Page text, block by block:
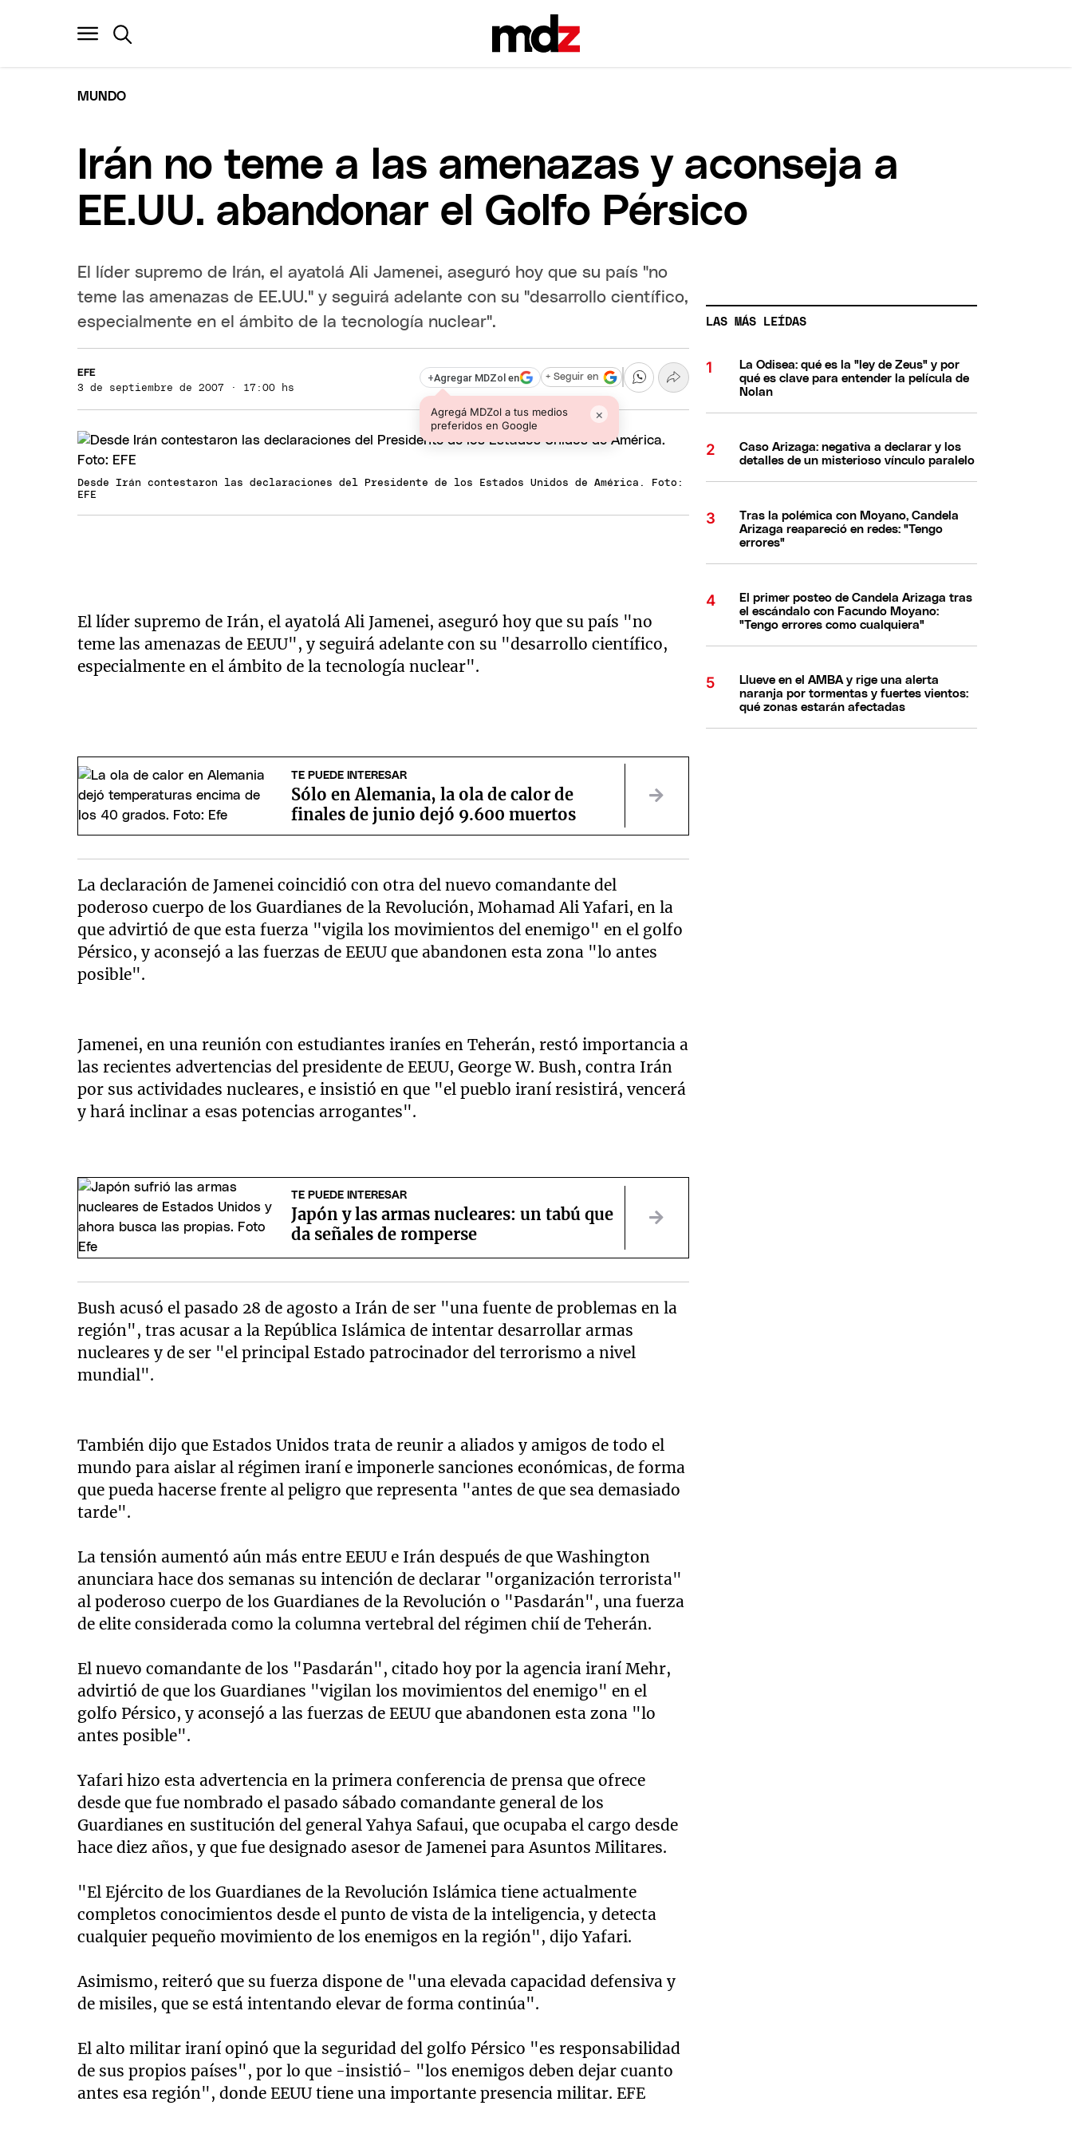
MUNDO
Irán no teme a las amenazas y aconseja a
EE.UU. abandonar el Golfo Pérsico
El líder supremo de Irán, el ayatolá Ali Jamenei, aseguró hoy que su país "no
teme las amenazas de EE.UU." y seguirá adelante con su "desarrollo científico,
especialmente en el ámbito de la tecnología nuclear".
EFE
3 de septiembre de 2007 · 17:00 hs
+Agregar MDZol en
Agregá MDZol a tus medios
preferidos en Google
×
+ Seguir en
Desde Irán contestaron las declaraciones del Presidente de los Estados Unidos de América. Foto:
EFE
El líder supremo de Irán, el ayatolá Ali Jamenei, aseguró hoy que su país "no
teme las amenazas de EEUU", y seguirá adelante con su "desarrollo científico,
especialmente en el ámbito de la tecnología nuclear".
TE PUEDE INTERESAR
Sólo en Alemania, la ola de calor de
finales de junio dejó 9.600 muertos
La declaración de Jamenei coincidió con otra del nuevo comandante del
poderoso cuerpo de los Guardianes de la Revolución, Mohamad Ali Yafari, en la
que advirtió de que esta fuerza "vigila los movimientos del enemigo" en el golfo
Pérsico, y aconsejó a las fuerzas de EEUU que abandonen esta zona "lo antes
posible".
Jamenei, en una reunión con estudiantes iraníes en Teherán, restó importancia a
las recientes advertencias del presidente de EEUU, George W. Bush, contra Irán
por sus actividades nucleares, e insistió en que "el pueblo iraní resistirá, vencerá
y hará inclinar a esas potencias arrogantes".
TE PUEDE INTERESAR
Japón y las armas nucleares: un tabú que
da señales de romperse
Bush acusó el pasado 28 de agosto a Irán de ser "una fuente de problemas en la
región", tras acusar a la República Islámica de intentar desarrollar armas
nucleares y de ser "el principal Estado patrocinador del terrorismo a nivel
mundial".
También dijo que Estados Unidos trata de reunir a aliados y amigos de todo el
mundo para aislar al régimen iraní e imponerle sanciones económicas, de forma
que pueda hacerse frente al peligro que representa "antes de que sea demasiado
tarde".
La tensión aumentó aún más entre EEUU e Irán después de que Washington
anunciara hace dos semanas su intención de declarar "organización terrorista"
al poderoso cuerpo de los Guardianes de la Revolución o "Pasdarán", una fuerza
de elite considerada como la columna vertebral del régimen chií de Teherán.
El nuevo comandante de los "Pasdarán", citado hoy por la agencia iraní Mehr,
advirtió de que los Guardianes "vigilan los movimientos del enemigo" en el
golfo Pérsico, y aconsejó a las fuerzas de EEUU que abandonen esta zona "lo
antes posible".
Yafari hizo esta advertencia en la primera conferencia de prensa que ofrece
desde que fue nombrado el pasado sábado comandante general de los
Guardianes en sustitución del general Yahya Safaui, que ocupaba el cargo desde
hace diez años, y que fue designado asesor de Jamenei para Asuntos Militares.
"El Ejército de los Guardianes de la Revolución Islámica tiene actualmente
completos conocimientos desde el punto de vista de la inteligencia, y detecta
cualquier pequeño movimiento de los enemigos en la región", dijo Yafari.
Asimismo, reiteró que su fuerza dispone de "una elevada capacidad defensiva y
de misiles, que se está intentando elevar de forma continúa".
El alto militar iraní opinó que la seguridad del golfo Pérsico "es responsabilidad
de sus propios países", por lo que -insistió- "los enemigos deben dejar cuanto
antes esa región", donde EEUU tiene una importante presencia militar. EFE
LAS MÁS LEÍDAS
La Odisea: qué es la "ley de Zeus" y por
qué es clave para entender la película de
Nolan
Caso Arizaga: negativa a declarar y los
detalles de un misterioso vínculo paralelo
Tras la polémica con Moyano, Candela
Arizaga reapareció en redes: "Tengo
errores"
El primer posteo de Candela Arizaga tras
el escándalo con Facundo Moyano:
"Tengo errores como cualquiera"
Llueve en el AMBA y rige una alerta
naranja por tormentas y fuertes vientos:
qué zonas estarán afectadas